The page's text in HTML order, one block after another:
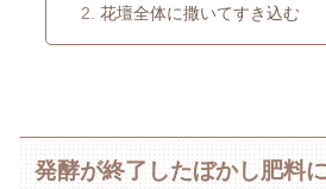
花壇全体に撒いてすき込む
発酵が終了したぼかし肥料